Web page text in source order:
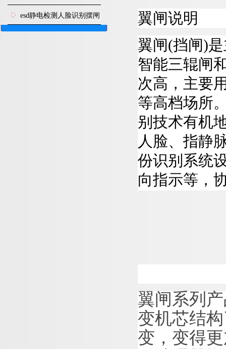
闸机
esd静电检测人脸识别摆闸
安装
翼闸说明
翼闸(挡闸)
智能三辊闸
次高，主要
等高档场所
别技术有机
人脸、指静
份识别系统
向指示等，
翼闸系列
变机芯结
变，变得